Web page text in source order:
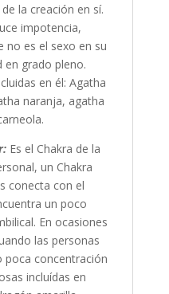
la creación en sí.
impotencia,
no es el sexo en su
en grado pleno.
en él: Agatha
naranja, agatha
Es el Chakra de la
un Chakra
conecta con el
un poco
En ocasiones
las personas
concentración
incluídas en